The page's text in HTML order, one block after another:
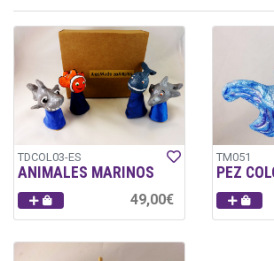
TDCOL03-ES
ANIMALES MARINOS
49,00€
TM051
PEZ